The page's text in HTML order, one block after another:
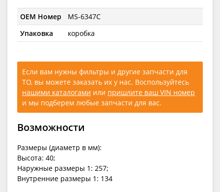
OEM Номер
MS-6347C
Упаковка
коробка
Если вам нужны фильтры и другие запчасти для
ТО, вы можете заказать их у нас. Воспользуйтесь
нашими каталогами или пришлите ваш VIN номер
и мы подберем любые запчасти для вас.
Возможности
Размеры (диаметр в мм):
Высота: 40;
Наружные размеры 1: 257;
Внутренние размеры 1: 134